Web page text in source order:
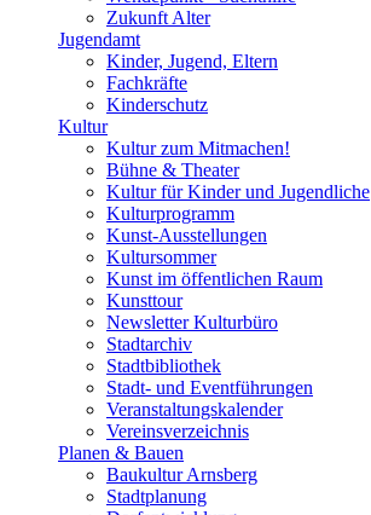
Zukunft Alter
Jugendamt
Kinder, Jugend, Eltern
Fachkräfte
Kinderschutz
Kultur
Kultur zum Mitmachen!
Bühne & Theater
Kultur für Kinder und Jugendliche
Kulturprogramm
Kunst-Ausstellungen
Kultursommer
Kunst im öffentlichen Raum
Kunsttour
Newsletter Kulturbüro
Stadtarchiv
Stadtbibliothek
Stadt- und Eventführungen
Veranstaltungskalender
Vereinsverzeichnis
Planen & Bauen
Baukultur Arnsberg
Stadtplanung